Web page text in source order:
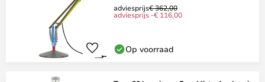
adviesprijs€ 362,00
adviesprijs -€ 116,00
Op voorraad